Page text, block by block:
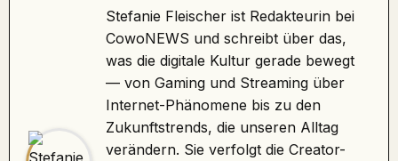
Stefanie Fleischer ist Redakteurin bei
CowoNEWS und schreibt über das,
was die digitale Kultur gerade bewegt
— von Gaming und Streaming über
Internet-Phänomene bis zu den
Zukunftstrends, die unseren Alltag
verändern. Sie verfolgt die Creator-